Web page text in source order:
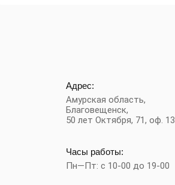
Адрес:
Амурская область,
Благовещенск,
50 лет Октября, 71, оф. 13
Часы работы:
Пн—Пт: с 10-00 до 19-00